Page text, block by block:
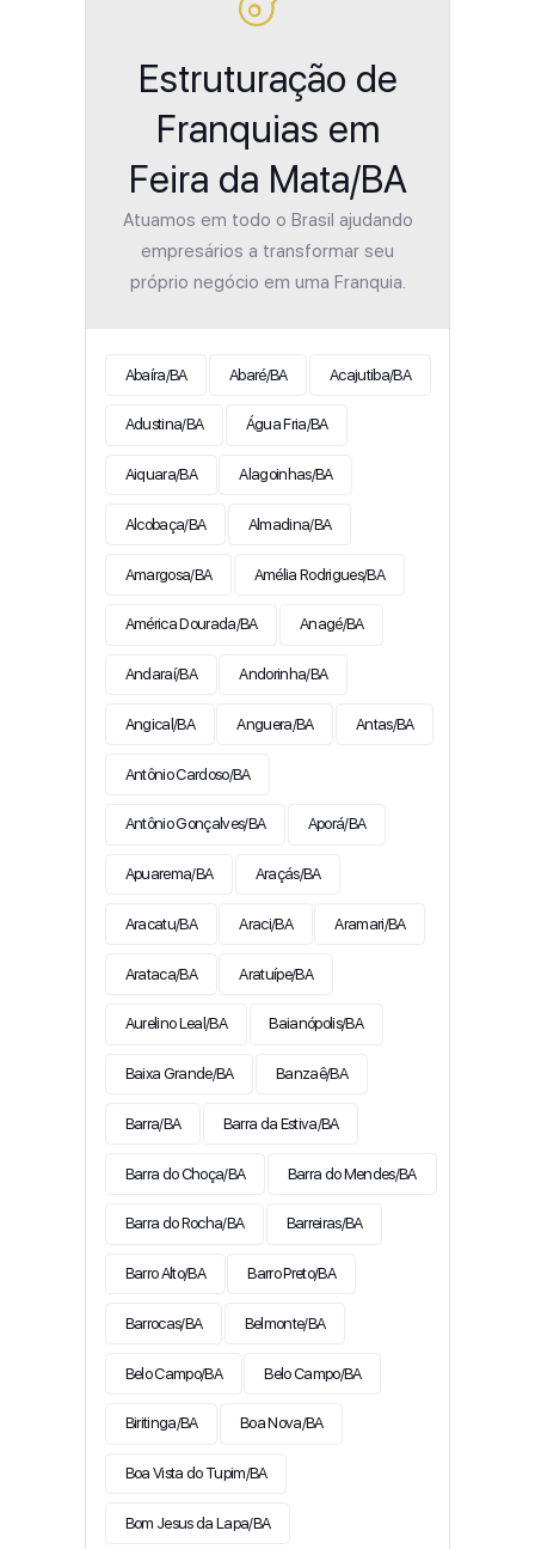
Estruturação de
Franquias em
Feira da Mata/BA
Atuamos em todo o Brasil ajudando
empresários a transformar seu
próprio negócio em uma Franquia.
Abaíra/BA Abaré/BA Acajutiba/BA
Adustina/BA Água Fria/BA
Aiquara/BA Alagoinhas/BA
Alcobaça/BA Almadina/BA
Amargosa/BA Amélia Rodrigues/BA
América Dourada/BA Anagé/BA
Andaraí/BA Andorinha/BA
Angical/BA Anguera/BA Antas/BA
Antônio Cardoso/BA
Antônio Gonçalves/BA Aporá/BA
Apuarema/BA Araçás/BA
Aracatu/BA Araci/BA Aramari/BA
Arataca/BA Aratuípe/BA
Aurelino Leal/BA Baianópolis/BA
Baixa Grande/BA Banzaê/BA
Barra/BA Barra da Estiva/BA
Barra do Choça/BA Barra do Mendes/BA
Barra do Rocha/BA Barreiras/BA
Barro Alto/BA Barro Preto/BA
Barrocas/BA Belmonte/BA
Belo Campo/BA Belo Campo/BA
Biritinga/BA Boa Nova/BA
Boa Vista do Tupim/BA
Bom Jesus da Lapa/BA